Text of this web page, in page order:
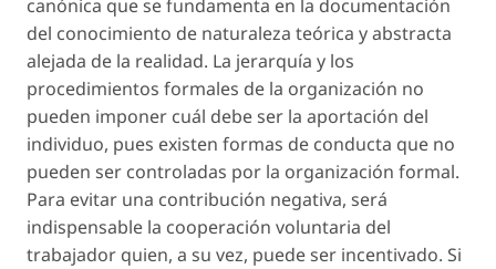
canónica que se fundamenta en la documentación
del conocimiento de naturaleza teórica y abstracta
alejada de la realidad. La jerarquía y los
procedimientos formales de la organización no
pueden imponer cuál debe ser la aportación del
individuo, pues existen formas de conducta que no
pueden ser controladas por la organización formal.
Para evitar una contribución negativa, será
indispensable la cooperación voluntaria del
trabajador quien, a su vez, puede ser incentivado. Si